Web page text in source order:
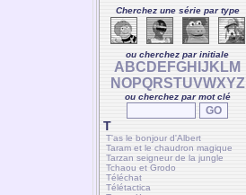
Cherchez une série par type
ou cherchez par initiale
A BC D E FGH J K LM
NOPQRSTUVWXYZ
ou cherchez par mot clé
T
T'as le bonjour d'Albert
Taram et le chaudron magique
Tarzan seigneur de la jungle
Tchaou et Grodo
Téléchat
Télétactica